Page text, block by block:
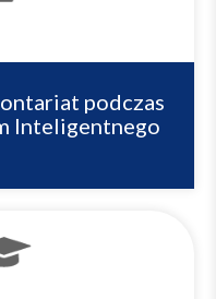
podczas
Inteligentnego